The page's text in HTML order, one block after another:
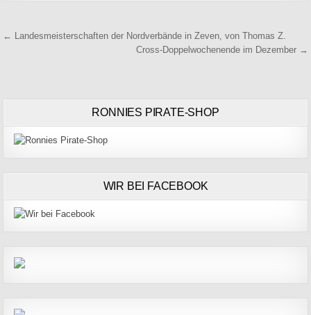
Beitragsnavigation
← Landesmeisterschaften der Nordverbände in Zeven, von Thomas Z.
Cross-Doppelwochenende im Dezember →
RONNIES PIRATE-SHOP
WIR BEI FACEBOOK